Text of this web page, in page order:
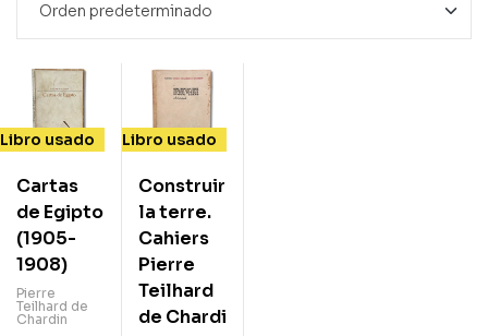
Libro usado
Cartas
de Egipto
(1905-
1908)
Pierre
Teilhard de
Chardin
Libro usado
Construire
la terre.
Cahiers
Pierre
Teilhard
de Chardin